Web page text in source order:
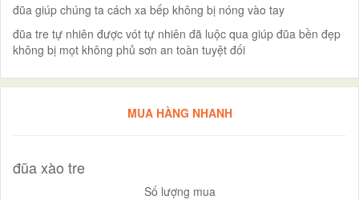
đũa giúp chúng ta cách xa bếp không bị nóng vào tay
đũa tre tự nhiên được vót tự nhiên đã luộc qua giúp đũa bền đẹp
không bị mọt không phủ sơn an toàn tuyệt đối
MUA HÀNG NHANH
đũa xào tre
Số lượng mua